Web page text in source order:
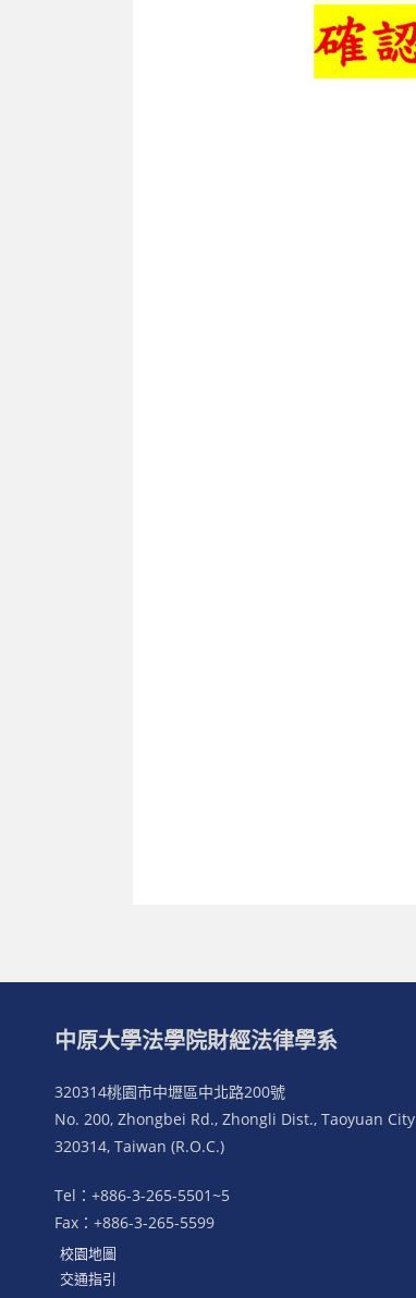
中原大學法學院財經法律學系
320314桃園市中壢區中北路200號
No. 200, Zhongbei Rd., Zhongli Dist., Taoyuan City
320314, Taiwan (R.O.C.)
Tel：+886-3-265-5501~5
Fax：+886-3-265-5599
校園地圖
交通指引